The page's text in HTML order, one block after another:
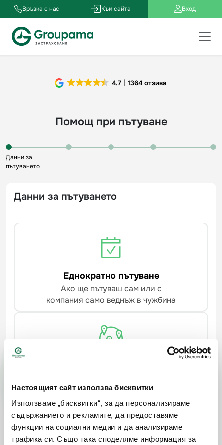
Настоящият сайт използва бисквитки
Използваме „бисквитки“, за да персонализираме
съдържанието и рекламите, да предоставяме
функции на социални медии и да анализираме
трафика си. Също така споделяме информация за
Връзка с нас Към сайта Вход
4.7 1364 отзива
Помощ при пътуване
Данни за
пътуването
Данни за пътуването
Еднократно пътуване
Ако ще пътуваш сам или с
компания само веднъж в чужбина
Многократно пътуване
брой пъти за годината в чужбина
Продължи